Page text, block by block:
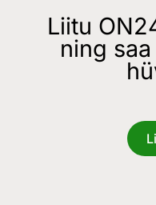
Liitu
ning